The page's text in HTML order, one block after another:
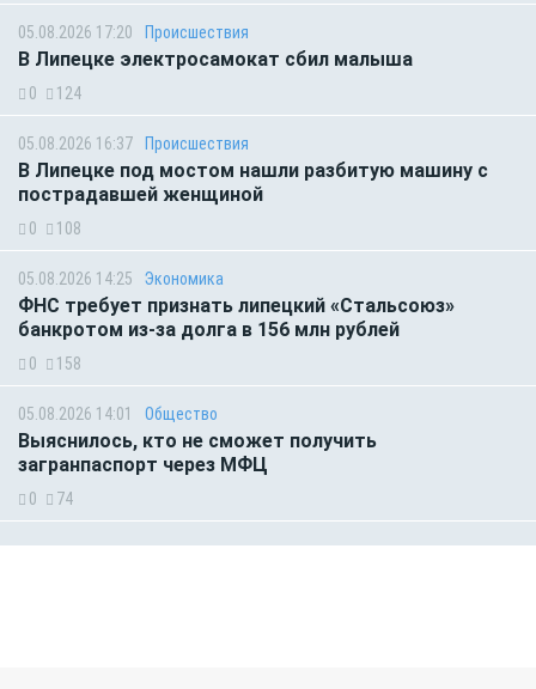
05.08.2026 17:20 Происшествия
В Липецке электросамокат сбил малыша
0 124
05.08.2026 16:37 Происшествия
В Липецке под мостом нашли разбитую машину с
пострадавшей женщиной
0 108
05.08.2026 14:25 Экономика
ФНС требует признать липецкий «Стальсоюз»
банкротом из-за долга в 156 млн рублей
0 158
05.08.2026 14:01 Общество
Выяснилось, кто не сможет получить
загранпаспорт через МФЦ
0 74